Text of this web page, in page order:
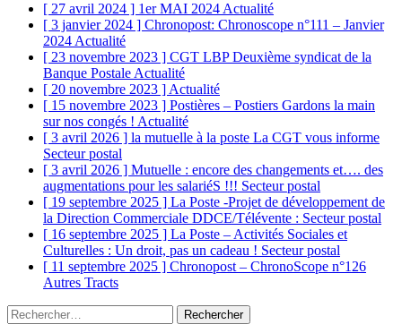
[ 27 avril 2024 ] 1er MAI 2024 Actualité
[ 3 janvier 2024 ] Chronopost: Chronoscope n°111 – Janvier
2024 Actualité
[ 23 novembre 2023 ] CGT LBP Deuxième syndicat de la
Banque Postale Actualité
[ 20 novembre 2023 ] Actualité
[ 15 novembre 2023 ] Postières – Postiers Gardons la main
sur nos congés ! Actualité
[ 3 avril 2026 ] la mutuelle à la poste La CGT vous informe
Secteur postal
[ 3 avril 2026 ] Mutuelle : encore des changements et…. des
augmentations pour les salariéS !!! Secteur postal
[ 19 septembre 2025 ] La Poste -Projet de développement de
la Direction Commerciale DDCE/Télévente : Secteur postal
[ 16 septembre 2025 ] La Poste – Activités Sociales et
Culturelles : Un droit, pas un cadeau ! Secteur postal
[ 11 septembre 2025 ] Chronopost – ChronoScope n°126
Autres Tracts
Rechercher :